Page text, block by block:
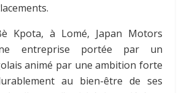
Kpota, à Lomé, Japan Motors
entreprise portée par un
animé par une ambition forte
au bien-être de ses